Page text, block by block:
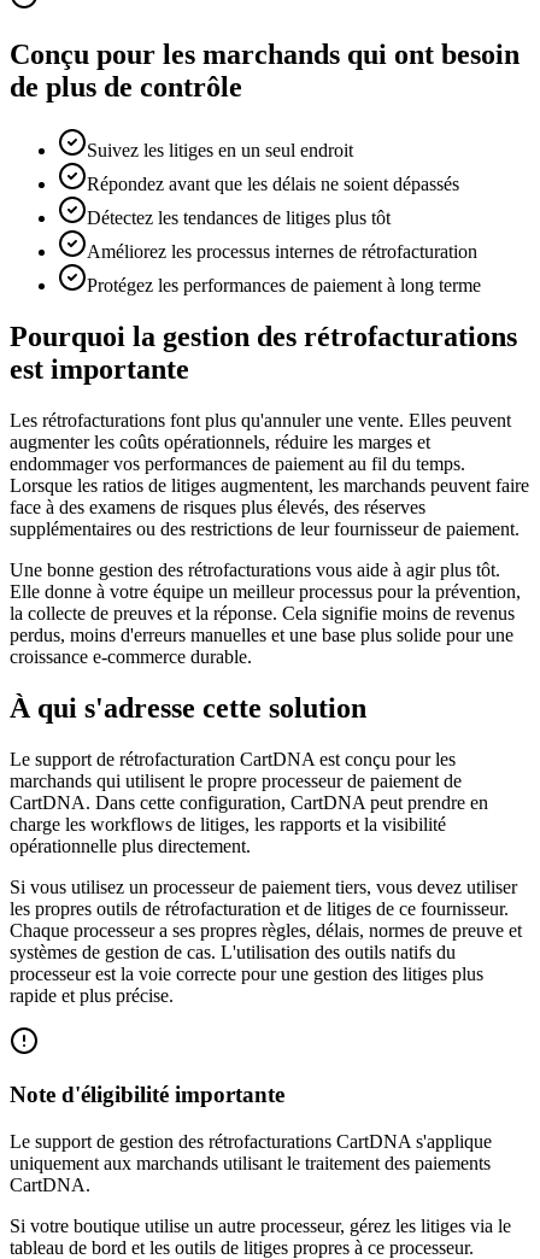
Conçu pour les marchands qui ont besoin
de plus de contrôle
Suivez les litiges en un seul endroit
Répondez avant que les délais ne soient dépassés
Détectez les tendances de litiges plus tôt
Améliorez les processus internes de rétrofacturation
Protégez les performances de paiement à long terme
Pourquoi la gestion des rétrofacturations
est importante
Les rétrofacturations font plus qu'annuler une vente. Elles peuvent
augmenter les coûts opérationnels, réduire les marges et
endommager vos performances de paiement au fil du temps.
Lorsque les ratios de litiges augmentent, les marchands peuvent faire
face à des examens de risques plus élevés, des réserves
supplémentaires ou des restrictions de leur fournisseur de paiement.
Une bonne gestion des rétrofacturations vous aide à agir plus tôt.
Elle donne à votre équipe un meilleur processus pour la prévention,
la collecte de preuves et la réponse. Cela signifie moins de revenus
perdus, moins d'erreurs manuelles et une base plus solide pour une
croissance e-commerce durable.
À qui s'adresse cette solution
Le support de rétrofacturation CartDNA est conçu pour les
marchands qui utilisent le propre processeur de paiement de
CartDNA. Dans cette configuration, CartDNA peut prendre en
charge les workflows de litiges, les rapports et la visibilité
opérationnelle plus directement.
Si vous utilisez un processeur de paiement tiers, vous devez utiliser
les propres outils de rétrofacturation et de litiges de ce fournisseur.
Chaque processeur a ses propres règles, délais, normes de preuve et
systèmes de gestion de cas. L'utilisation des outils natifs du
processeur est la voie correcte pour une gestion des litiges plus
rapide et plus précise.
Note d'éligibilité importante
Le support de gestion des rétrofacturations CartDNA s'applique
uniquement aux marchands utilisant le traitement des paiements
CartDNA.
Si votre boutique utilise un autre processeur, gérez les litiges via le
tableau de bord et les outils de litiges propres à ce processeur.